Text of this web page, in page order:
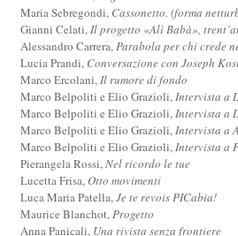
Maria Sebregondi, Cassonetto. (forma
Gianni Celati,Il progetto «Alì Babà»,
Alessandro Carrera,Parabola per chi crede
Lucia Prandi, Conversazione con Joseph
Marco Ercolani,Il rumore di fondo
Marco Belpoliti e Elio Grazioli,Intervista a
Marco Belpoliti e Elio Grazioli,Intervista a
Marco Belpoliti e Elio Grazioli,Intervista a
Marco Belpoliti e Elio Grazioli,Intervista a
Pierangela Rossi,Nel ricordo le tue
Lucetta Frisa,Otto movimenti
Luca Maria Patella,Je te revois PICabia!
Maurice Blanchot,Progetto
Anna Panicali, Una rivista senza frontiere